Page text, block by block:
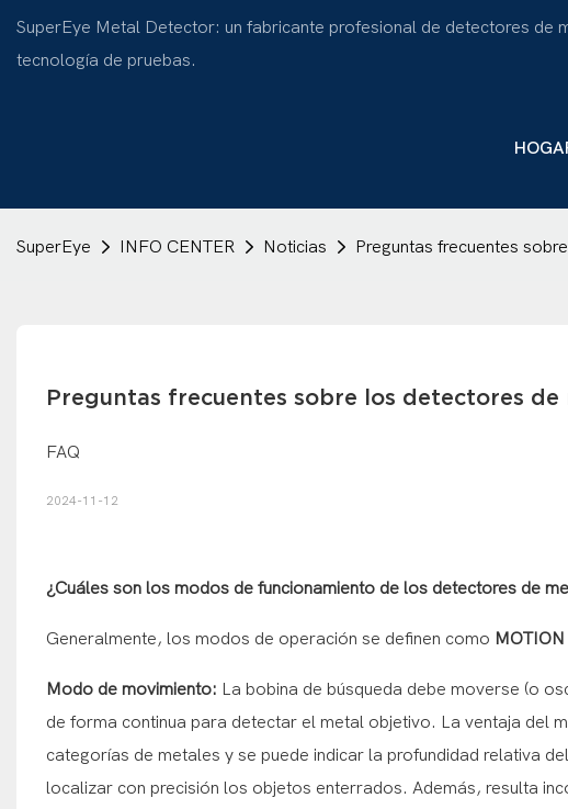
SuperEye Metal Detector: un fabricante profesional de detectores de
tecnología de pruebas.
SuperEye INFO CENTER Noticias Preguntas frecuentes
Preguntas frecuentes sobre los detectores de
FAQ
2024-11-12
¿Cuáles son los modos de funcionamiento de los detectores de
Generalmente, los modos de operación se definen como MOTION
Modo de movimiento: La bobina de búsqueda debe moverse (o
de forma continua para detectar el metal objetivo. La ventaja del
categorías de metales y se puede indicar la profundidad relativa
localizar con precisión los objetos enterrados. Además, resulta